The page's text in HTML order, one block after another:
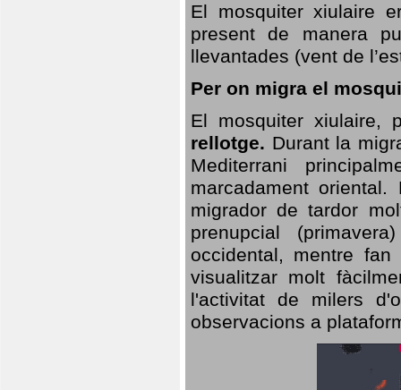
El mosquiter xiulaire
present de manera
llevantades (vent de
Per on migra el
El mosquiter xiulaire,
rellotge. Durant la
Mediterrani
marcadament
migrador de tardor
prenupcial
occidental, mentre
visualitzar molt
l'activitat de milers
observacions a